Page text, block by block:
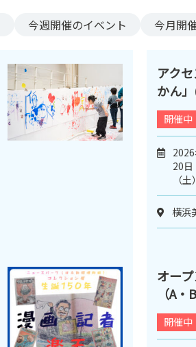
今週開催のイベント 今月開
アク
かん
開催中
20
（
横浜
オー
（A・
開催中